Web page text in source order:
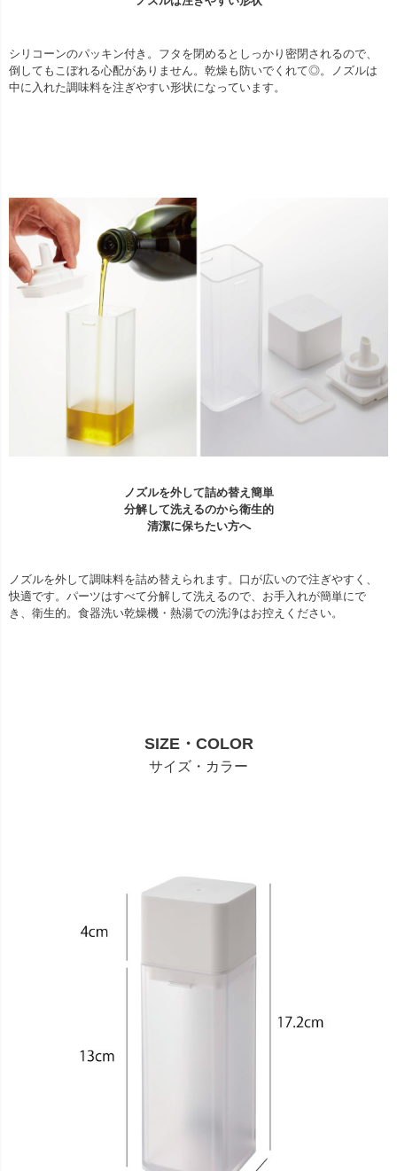
シリコーンのパッキン付き。フタを閉めるとしっかり密閉されるので、
倒してもこぼれる心配がありません。乾燥も防いでくれて◎。ノズルは
中に入れた調味料を注ぎやすい形状になっています。
ノズルを外して詰め替え簡単
分解して洗えるのから衛生的
清潔に保ちたい方へ
ノズルを外して調味料を詰め替えられます。口が広いので注ぎやすく、
快適です。パーツはすべて分解して洗えるので、お手入れが簡単にで
き、衛生的。食器洗い乾燥機・熱湯での洗浄はお控えください。
SIZE・COLOR
サイズ・カラー